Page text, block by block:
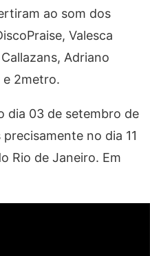
ao som dos
Valesca
Adriano
e 2metro.
dia 03 de setembro de
no dia 11
Rio de Janeiro. Em